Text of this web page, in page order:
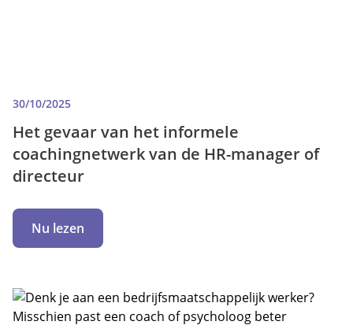
30/10/2025
Het gevaar van het informele
coachingnetwerk van de HR-manager of
directeur
Nu lezen